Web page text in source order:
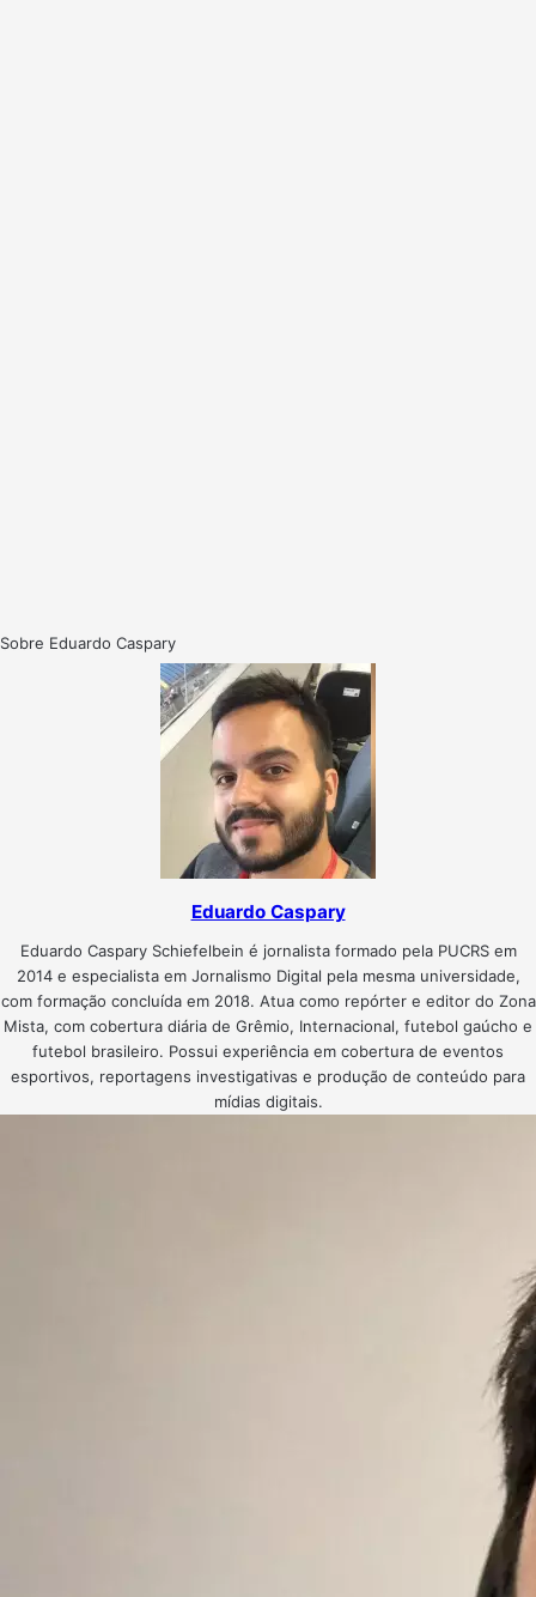
Sobre Eduardo Caspary
Eduardo Caspary
Eduardo Caspary Schiefelbein é jornalista formado pela PUCRS em
2014 e especialista em Jornalismo Digital pela mesma universidade,
com formação concluída em 2018. Atua como repórter e editor do Zona
Mista, com cobertura diária de Grêmio, Internacional, futebol gaúcho e
futebol brasileiro. Possui experiência em cobertura de eventos
esportivos, reportagens investigativas e produção de conteúdo para
mídias digitais.